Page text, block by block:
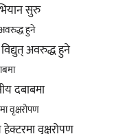
सुरु
अवरुद्ध हुने
दबाबमा
हेक्टरमा वृक्षरोपण